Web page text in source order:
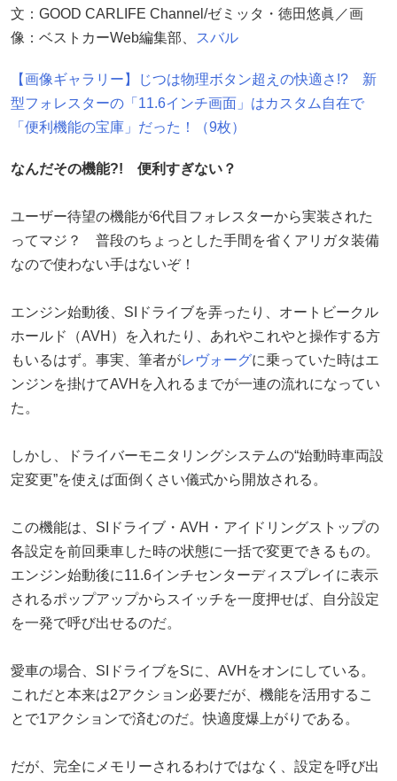
文：GOOD CARLIFE Channel/ゼミッタ・徳田悠眞／画
像：ベストカーWeb編集部、
スバル
【画像ギャラリー】じつは物理ボタン超えの快適さ!? 新
型フォレスターの「11.6インチ画面」はカスタム自在で
「便利機能の宝庫」だった！（9枚）
なんだその機能?! 便利すぎない？
ユーザー待望の機能が6代目フォレスターから実装された
ってマジ？ 普段のちょっとした手間を省くアリガタ装備
なので使わない手はないぞ！
エンジン始動後、SIドライブを弄ったり、オートビークル
ホールド（AVH）を入れたり、あれやこれやと操作する方
もいるはず。事実、筆者がレヴォーグに乗っていた時はエ
ンジンを掛けてAVHを入れるまでが一連の流れになってい
た。
しかし、ドライバーモニタリングシステムの“始動時車両設
定変更”を使えば面倒くさい儀式から開放される。
この機能は、SIドライブ・AVH・アイドリングストップの
各設定を前回乗車した時の状態に一括で変更できるもの。
エンジン始動後に11.6インチセンターディスプレイに表示
されるポップアップからスイッチを一度押せば、自分設定
を一発で呼び出せるのだ。
愛車の場合、SIドライブをSに、AVHをオンにしている。
これだと本来は2アクション必要だが、機能を活用するこ
とで1アクションで済むのだ。快適度爆上がりである。
だが、完全にメモリーされるわけではなく、設定を呼び出